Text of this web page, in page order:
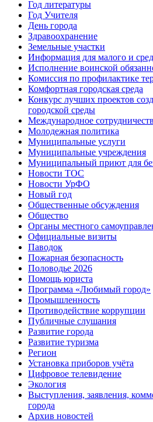
Год литературы
Год Учителя
День города
Здравоохранение
Земельные участки
Информация для малого и
Исполнение воинской
Комиссия по профилактике
Комфортная городская среда
Конкурс лучших проектов
городской среды
Международное
Молодежная политика
Муниципальные услуги
Муниципальные учреждения
Муниципальный приют для
Новости ТОС
Новости УрФО
Новый год
Общественные обсуждения
Общество
Органы местного
Официальные визиты
Паводок
Пожарная безопасность
Половодье 2026
Помощь юриста
Программа «Любимый город»
Промышленность
Противодействие коррупции
Публичные слушания
Развитие города
Развитие туризма
Регион
Установка приборов учёта
Цифровое телевидение
Экология
Выступления, заявления,
города
Архив новостей